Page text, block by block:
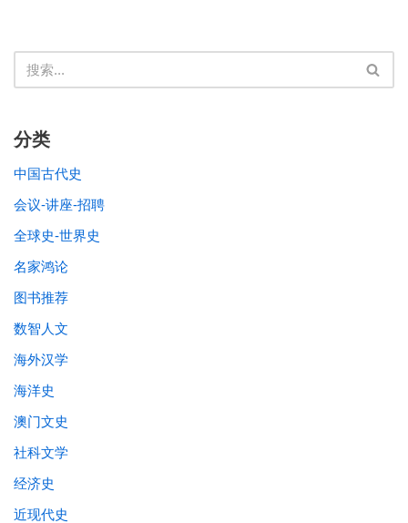
分类
中国古代史
会议-讲座-招聘
全球史-世界史
名家鸿论
图书推荐
数智人文
海外汉学
海洋史
澳门文史
社科文学
经济史
近现代史